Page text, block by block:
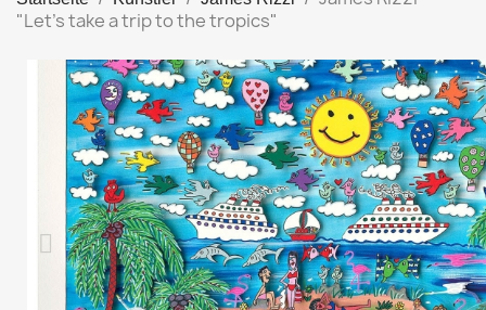
"Let's take a trip to the tropics"